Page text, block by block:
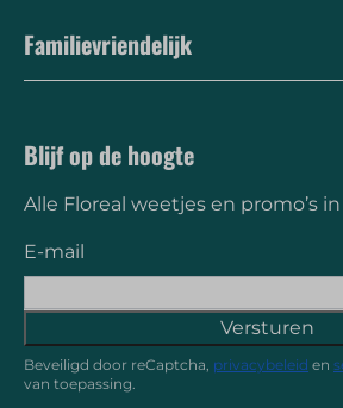
Familievriendelijk
Blijf op de hoogte
Alle Floreal weetjes en promo’s
E-mail
Versturen
Beveiligd door reCaptcha, privacybeleid en
van toepassing.